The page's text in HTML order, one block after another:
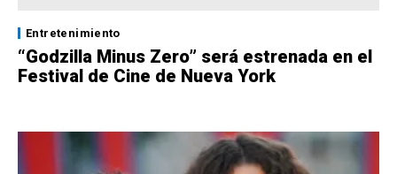
Entretenimiento
“Godzilla Minus Zero” será estrenada en el
Festival de Cine de Nueva York